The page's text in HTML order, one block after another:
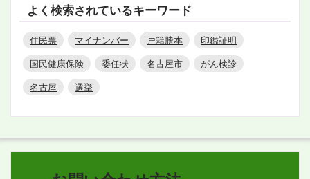
よく検索されているキーワード
住民票 マイナンバー 戸籍謄本
印鑑証明
国民健康保険
委任状 名古屋市
がん検診
名古屋
選挙